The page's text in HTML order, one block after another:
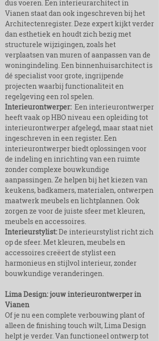
dus voeren. Een interieurarchitect in
Vianen staat dan ook ingeschreven bij het
Architectenregister. Deze expert kijkt verder
dan esthetiek en houdt zich bezig met
structurele wijzigingen, zoals het
verplaatsen van muren of aanpassen van de
woningindeling. Een binnenhuisarchitect is
dé specialist voor grote, ingrijpende
projecten waarbij functionaliteit en
regelgeving een rol spelen.
Interieurontwerper: Een interieurontwerper
heeft vaak op HBO niveau een opleiding tot
interieurontwerper afgelegd, maar staat niet
ingeschreven in een register. Een
interieurontwerper biedt oplossingen voor
de indeling en inrichting van een ruimte
zonder complexe bouwkundige
aanpassingen. Ze helpen bij het kiezen van
keukens, badkamers, materialen, ontwerpen
maatwerk meubels en lichtplannen. Ook
zorgen ze voor de juiste sfeer met kleuren,
meubels en accessoires.
Interieurstylist:De interieurstylist richt zich
op de sfeer. Met kleuren, meubels en
accessoires creëert de stylist een
harmonieus en stijlvol interieur, zonder
bouwkundige veranderingen.
Lima Design: jouw interieurontwerper in
Vianen
Of je nu een complete verbouwing plant of
alleen de finishing touch wilt, Lima Design
helpt je verder. Van functioneel ontwerp tot